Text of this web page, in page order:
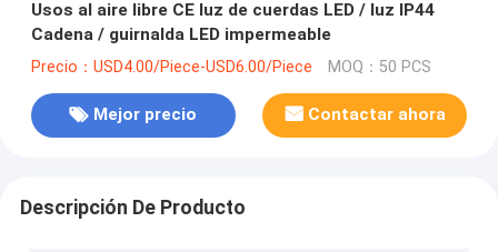
Usos al aire libre CE luz de cuerdas LED / luz IP44
Cadena / guirnalda LED impermeable
Precio：USD4.00/Piece-USD6.00/Piece MOQ：50 PCS
Mejor precio Contactar ahora
Descripción De Producto